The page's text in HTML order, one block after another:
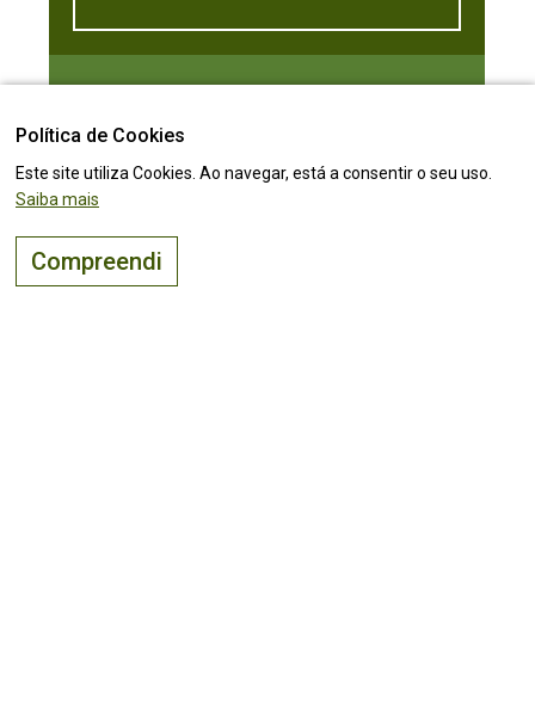
Política de Cookies
Este site utiliza Cookies. Ao navegar, está a consentir o seu uso.
Saiba mais
Compreendi